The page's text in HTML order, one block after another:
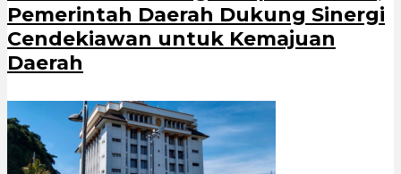
Pemerintah Daerah Dukung Sinergi
Cendekiawan untuk Kemajuan
Daerah